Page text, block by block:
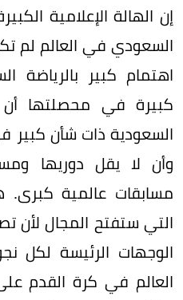
إن الهالة الإعلامية
السعودي في العالم لم
اهتمام كبير بالرياضة
كبيرة في محصلتها أن
السعودية ذات شأن كبير
وأن لا يقل دوريها
مسابقات عالمية كبرى.
التي ستفتح المجال لأن
الوجهات الرئيسة لكل
العالم في كرة القدم